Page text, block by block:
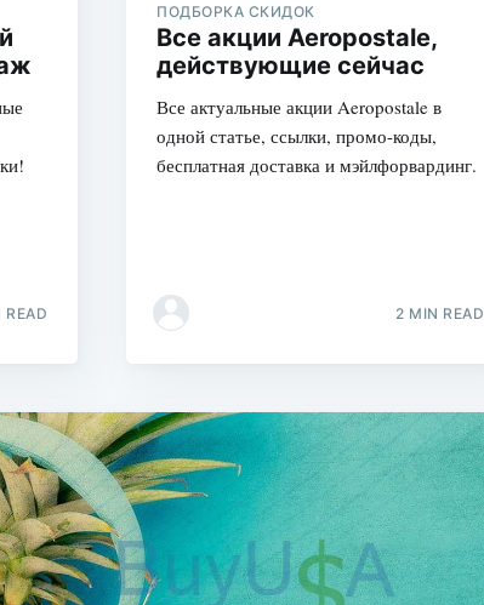
READ
ПОДБОРКА СКИДОК
Все акции Aeropostale,
действующие сейчас
Все актуальные акции Aeropostale в
одной статье, ссылки, промо-коды,
бесплатная доставка и мэйлфорвардинг.
2 MIN READ